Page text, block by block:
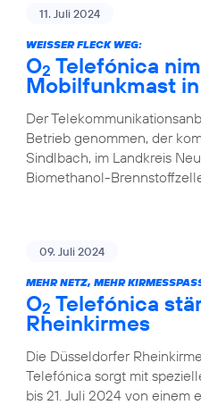
11. Juli 2024
WEISSER FLECK WEG:
O2 Telefónica
Mobilfunkmast
Der
Betrieb genommen, der
Sindlbach, im Landkreis
Biomethanol-
09. Juli 2024
MEHR NETZ, MEHR
O2 Telefónica
Rheinkirmes
Die Düsseldorfer
Telefónica sorgt mit
bis 21. Juli 2024 von einem